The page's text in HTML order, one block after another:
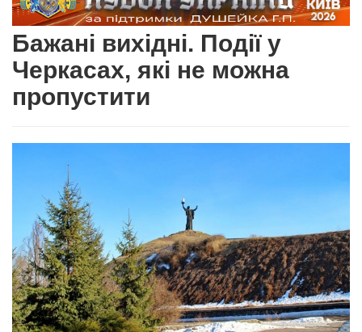
Бажані вихідні. Події у
Черкасах, які не можна
пропустити